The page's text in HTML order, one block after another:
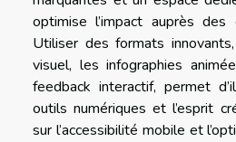
optimise l’impact auprès des
Utiliser des formats
visuel, les infographies
feedback interactif, permet
outils numériques et l’esprit
sur l’accessibilité mobile et